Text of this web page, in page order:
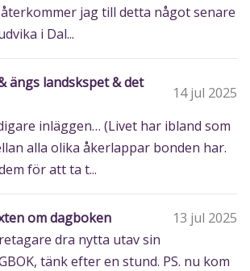
jag till detta något senare
i Dal...
ängs landskspet & det
14 jul 2025
inläggen… (Livet har ibland som
alla olika åkerlappar bonden har.
för att ta t...
om dagboken
13 jul 2025
dra nytta utav sin
tänk efter en stund. PS. nu kom